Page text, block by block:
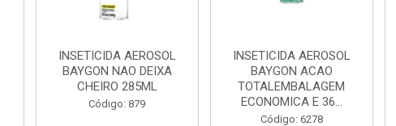
INSETICIDA AEROSOL
BAYGON NAO DEIXA
CHEIRO 285ML
Código: 879
INSETICIDA AEROSOL
BAYGON ACAO
TOTALEMBALAGEM
ECONOMICA E 36...
Código: 6278